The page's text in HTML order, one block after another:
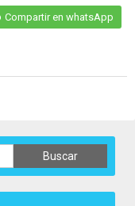
Compartir en whatsApp